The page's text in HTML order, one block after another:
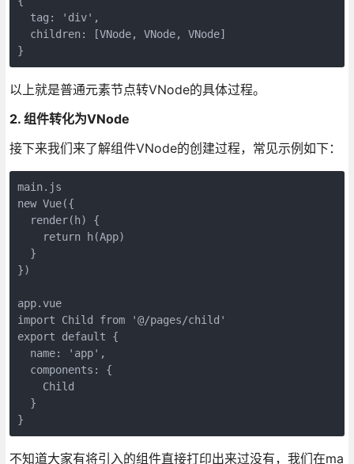
  tag: 'div',
  children: [VNode, VNode, VNode]
以上就是普通元素节点转VNode的具体过程。
2. 组件转化为VNode
接下来我们来了解组件VNode的创建过程，常见示例如下：
main.js
new Vue({
  render(h) {
    return h(App)
  }
})
app.vue
import Child from '@/pages/child'
export default {
  name: 'app',
  components: {
    Child
  }
不知道大家有将引入的组件直接打印出来过没有，我们在ma